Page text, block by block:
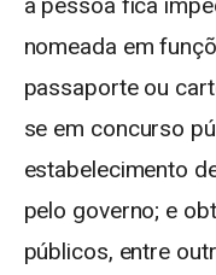
nomeada em
passaporte ou
se em concurso
estabelecimento
pelo governo; e
públicos, entre